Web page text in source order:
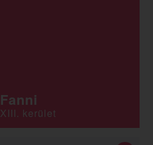
Fanni
XIII. kerület